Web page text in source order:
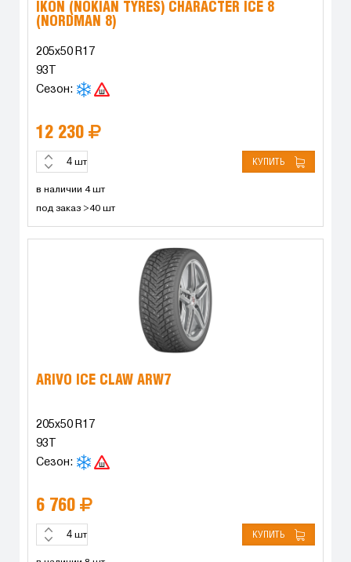
IKON (NOKIAN TYRES) CHARACTER ICE 8
(NORDMAN 8)
205x50 R17
93T
Сезон:
12 230
шт КУПИТЬ
в наличии 4 шт
под заказ >40 шт
ARIVO ICE CLAW ARW7
205x50 R17
93T
Сезон:
6 760
шт КУПИТЬ